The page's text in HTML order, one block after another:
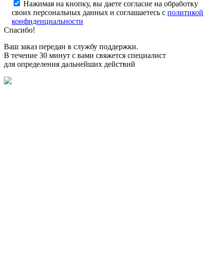
Нажимая на кнопку, вы даете согласие на обработку
своих персональных данных и соглашаетесь с политикой
конфиденциальности
Спасибо!
Ваш заказ передан в службу поддержки.
В течение 30 минут с вами свяжется специалист
для определения дальнейших действий